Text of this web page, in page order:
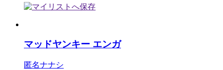
マッドヤンキー エンガ
匿名ナナシ